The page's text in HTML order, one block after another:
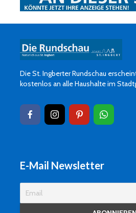
Die St. Ingberter Rundschau
kostenlos an alle Haushalte im
E-Mail Newsletter